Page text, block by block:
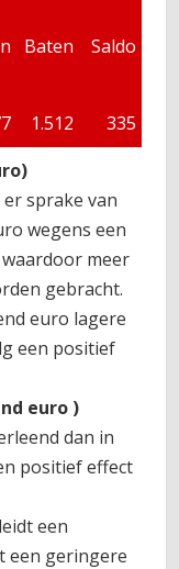
Baten
Saldo
1.512
335
sprake van
wegens een
meer
gebracht.
euro lagere
een positief
euro )
dan in
positief effect
een
een geringere